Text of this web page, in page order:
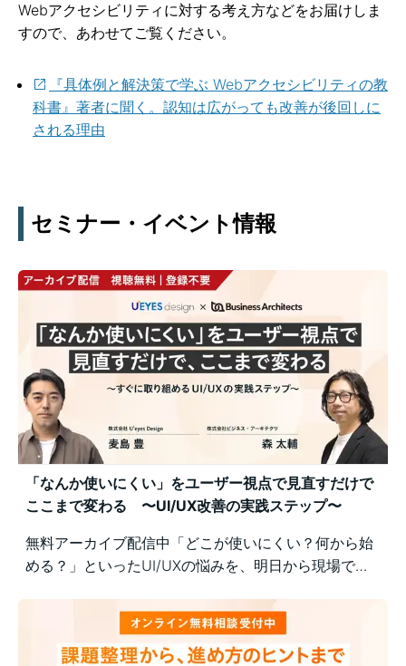
Webアクセシビリティに対する考え方などをお届けしま
すので、あわせてご覧ください。
『具体例と解決策で学ぶ Webアクセシビリティの教
科書』著者に聞く。認知は広がっても改善が後回しに
される理由
セミナー・イベント情報
「なんか使いにくい」をユーザー視点で見直すだけで
ここまで変わる 〜UI/UX改善の実践ステップ〜
無料アーカイブ配信中「どこが使いにくい？何から始
める？」といったUI/UXの悩みを、明日から現場で実
の意識差に悩む方にもおすすめの実践型セミナーで